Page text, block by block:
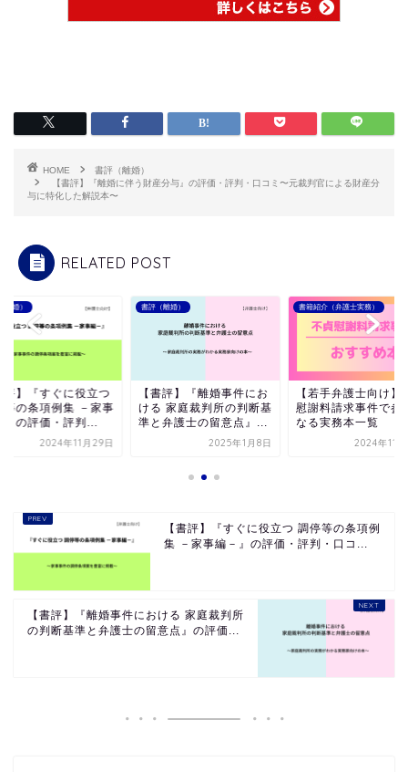
HOME
書評（離婚）
【書評】『離婚に伴う財産分与』の評価・評判・口コミ〜元裁判官による財産分
与に特化した解説本〜
RELATED POST
に役立つ
集 －家事
評判...
年11月29日
書評（離婚）
【書評】『離婚事件にお
ける 家庭裁判所の判断基
準と弁護士の留意点』...
2025年1月8日
書籍紹介（弁護士実務）
【若手弁護士向け】不貞
慰謝料請求事件で参考に
なる実務本一覧
2024年11月22日
【書評】『すぐに役立つ 調停等の条項例
集 －家事編－』の評価・評判・口コ...
【書評】『離婚事件における 家庭裁判所
の判断基準と弁護士の留意点』の評価...